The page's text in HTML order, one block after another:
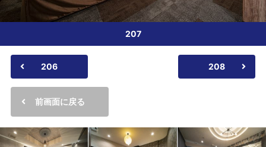
207
206 208
前画面に戻る